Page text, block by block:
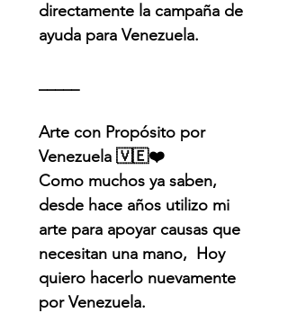
directamente la campaña de
ayuda para Venezuela.
Arte con Propósito por
Venezuela 🇻🇪❤️
Como muchos ya saben,
desde hace años utilizo mi
arte para apoyar causas que
necesitan una mano, Hoy
quiero hacerlo nuevamente
por Venezuela.